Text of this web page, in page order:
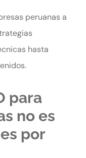
peruanas a
hasta
para
no es
por